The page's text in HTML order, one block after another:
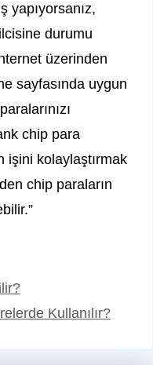
yapıyorsanız,
durumu
üzerinden
sayfasında uygun
chip para
işini kolaylaştırmak
chip paraların
Kullanılır?